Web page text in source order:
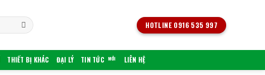
HOTLINE 0916 535 997
THIẾT BỊ KHÁC ĐẠI LÝ TIN TỨC LIÊN HỆ